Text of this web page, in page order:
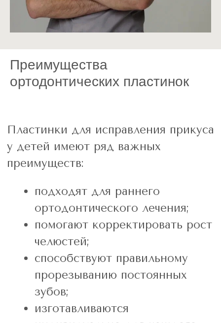
Преимущества
ортодонтических пластинок
Полная диагностика
состояния прикуса
Несём ответственность за
результат каждого этапа
Узнайте у нашего врача-
ортодонта, какие именно